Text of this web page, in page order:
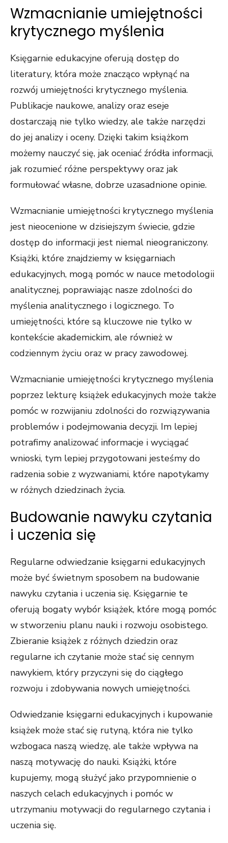
Wzmacnianie umiejętności
krytycznego myślenia
Księgarnie edukacyjne oferują dostęp do
literatury, która może znacząco wpłynąć na
rozwój umiejętności krytycznego myślenia.
Publikacje naukowe, analizy oraz eseje
dostarczają nie tylko wiedzy, ale także narzędzi
do jej analizy i oceny. Dzięki takim książkom
możemy nauczyć się, jak oceniać źródła informacji,
jak rozumieć różne perspektywy oraz jak
formułować własne, dobrze uzasadnione opinie.
Wzmacnianie umiejętności krytycznego myślenia
jest nieocenione w dzisiejszym świecie, gdzie
dostęp do informacji jest niemal nieograniczony.
Książki, które znajdziemy w księgarniach
edukacyjnych, mogą pomóc w nauce metodologii
analitycznej, poprawiając nasze zdolności do
myślenia analitycznego i logicznego. To
umiejętności, które są kluczowe nie tylko w
kontekście akademickim, ale również w
codziennym życiu oraz w pracy zawodowej.
Wzmacnianie umiejętności krytycznego myślenia
poprzez lekturę książek edukacyjnych może także
pomóc w rozwijaniu zdolności do rozwiązywania
problemów i podejmowania decyzji. Im lepiej
potrafimy analizować informacje i wyciągać
wnioski, tym lepiej przygotowani jesteśmy do
radzenia sobie z wyzwaniami, które napotykamy
w różnych dziedzinach życia.
Budowanie nawyku czytania
i uczenia się
Regularne odwiedzanie księgarni edukacyjnych
może być świetnym sposobem na budowanie
nawyku czytania i uczenia się. Księgarnie te
oferują bogaty wybór książek, które mogą pomóc
w stworzeniu planu nauki i rozwoju osobistego.
Zbieranie książek z różnych dziedzin oraz
regularne ich czytanie może stać się cennym
nawykiem, który przyczyni się do ciągłego
rozwoju i zdobywania nowych umiejętności.
Odwiedzanie księgarni edukacyjnych i kupowanie
książek może stać się rutyną, która nie tylko
wzbogaca naszą wiedzę, ale także wpływa na
naszą motywację do nauki. Książki, które
kupujemy, mogą służyć jako przypomnienie o
naszych celach edukacyjnych i pomóc w
utrzymaniu motywacji do regularnego czytania i
uczenia się.